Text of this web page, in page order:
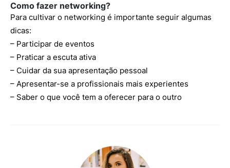
Como fazer networking?
Para cultivar o networking é importante seguir algumas
dicas:
– Participar de eventos
– Praticar a escuta ativa
– Cuidar da sua apresentação pessoal
– Apresentar-se a profissionais mais experientes
– Saber o que você tem a oferecer para o outro